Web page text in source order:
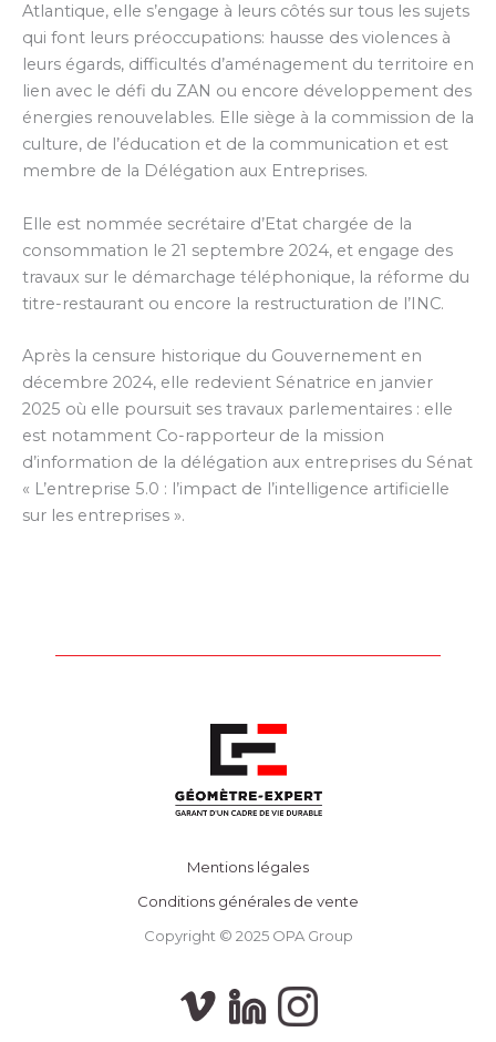
Atlantique, elle s’engage à leurs côtés sur tous les sujets
qui font leurs préoccupations: hausse des violences à
leurs égards, difficultés d’aménagement du territoire en
lien avec le défi du ZAN ou encore développement des
énergies renouvelables. Elle siège à la commission de la
culture, de l’éducation et de la communication et est
membre de la Délégation aux Entreprises.
Elle est nommée secrétaire d’Etat chargée de la
consommation le 21 septembre 2024, et engage des
travaux sur le démarchage téléphonique, la réforme du
titre-restaurant ou encore la restructuration de l’INC.
Après la censure historique du Gouvernement en
décembre 2024, elle redevient Sénatrice en janvier
2025 où elle poursuit ses travaux parlementaires : elle
est notamment Co-rapporteur de la mission
d’information de la délégation aux entreprises du Sénat
« L’entreprise 5.0 : l’impact de l’intelligence artificielle
sur les entreprises ».
Mentions légales
Conditions générales de vente
Copyright © 2025 OPA Group